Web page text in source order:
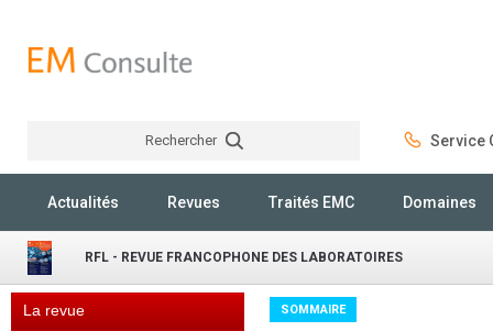
Rechercher Service
Actualités Revues Traités EMC Domaines
RFL - REVUE FRANCOPHONE DES LABORATOIRES
La revue SOMMAIRE